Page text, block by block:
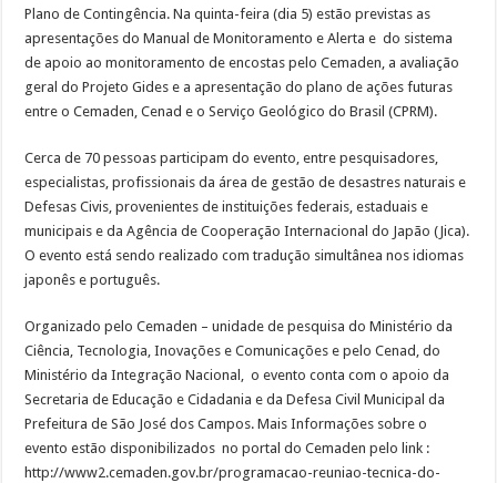
Plano de Contingência. Na quinta-feira (dia 5) estão previstas as
apresentações do Manual de Monitoramento e Alerta e do sistema
de apoio ao monitoramento de encostas pelo Cemaden, a avaliação
geral do Projeto Gides e a apresentação do plano de ações futuras
entre o Cemaden, Cenad e o Serviço Geológico do Brasil (CPRM).
Cerca de 70 pessoas participam do evento, entre pesquisadores,
especialistas, profissionais da área de gestão de desastres naturais e
Defesas Civis, provenientes de instituições federais, estaduais e
municipais e da Agência de Cooperação Internacional do Japão (Jica).
O evento está sendo realizado com tradução simultânea nos idiomas
japonês e português.
Organizado pelo Cemaden – unidade de pesquisa do Ministério da
Ciência, Tecnologia, Inovações e Comunicações e pelo Cenad, do
Ministério da Integração Nacional, o evento conta com o apoio da
Secretaria de Educação e Cidadania e da Defesa Civil Municipal da
Prefeitura de São José dos Campos. Mais Informações sobre o
evento estão disponibilizados no portal do Cemaden pelo link :
http://www2.cemaden.gov.br/programacao-reuniao-tecnica-do-